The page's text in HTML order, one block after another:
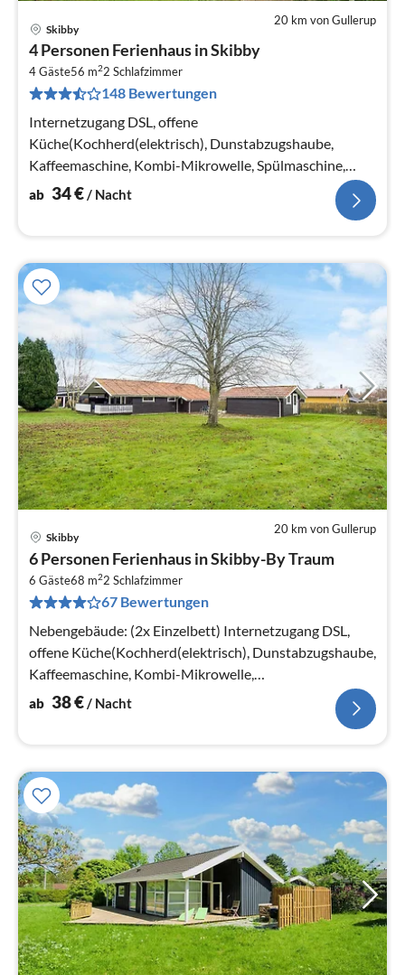
20 km von Gullerup
Skibby
4 Personen Ferienhaus in Skibby
4 Gäste56 m22 Schlafzimmer
148 Bewertungen
Internetzugang DSL, offene
Küche(Kochherd(elektrisch), Dunstabzugshaube,
Kaffeemaschine, Kombi-Mikrowelle, Spülmaschine,
Kühl-/Gefrierkombination)
ab 34€/ Nacht
20 km von Gullerup
Skibby
6 Personen Ferienhaus in Skibby-By Traum
6 Gäste68 m22 Schlafzimmer
67 Bewertungen
Nebengebäude: (2x Einzelbett) Internetzugang DSL,
offene Küche(Kochherd(elektrisch), Dunstabzugshaube,
Kaffeemaschine, Kombi-Mikrowelle,
Kühl-/Gefrierkombination)
ab 38€/ Nacht